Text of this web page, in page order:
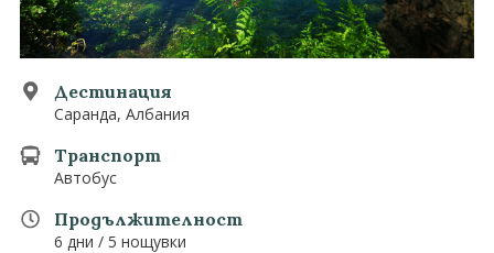
Екзотични
0882 907 335 Запитване
Последвайте ни
Дестинация
Саранда, Албания
Транспорт
Автобус
Продължителност
6 дни / 5 нощувки